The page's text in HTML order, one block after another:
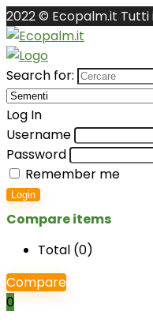
2022 © Ecopalm.it
Search for:
Log In
Username
Password
Remember me
Login
Compare items
Total (0)
Compare
0